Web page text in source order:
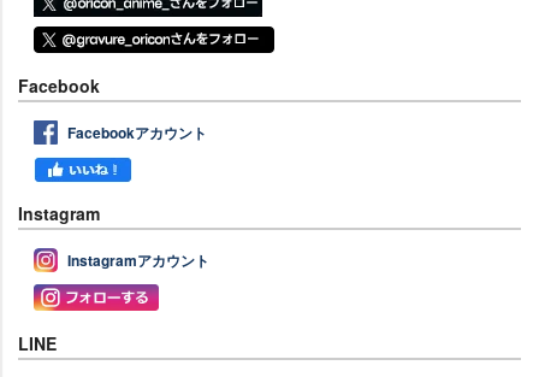
Facebook
Facebookアカウント
Instagram
Instagramアカウント
LINE